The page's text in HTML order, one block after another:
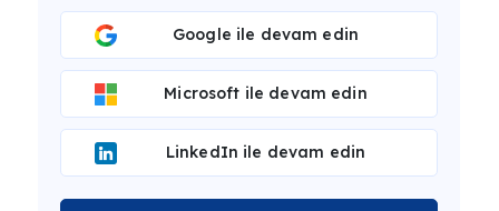
Google ile devam edin
Microsoft ile devam edin
LinkedIn ile devam edin